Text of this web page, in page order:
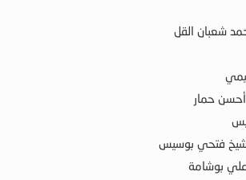
شعبان القل
حمار
فتحي بوسيس
بوشامة